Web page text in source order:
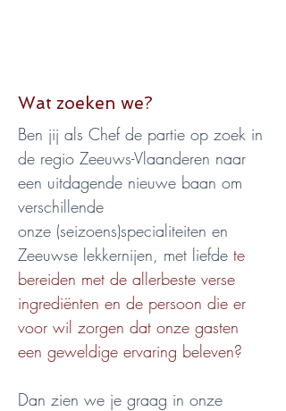
Wat zoeken we?
Ben jij als Chef de partie op zoek in
de regio Zeeuws-Vlaanderen naar
een uitdagende nieuwe baan om
verschillende
onze (seizoens)specialiteiten en
Zeeuwse lekkernijen, met liefde te
bereiden met de allerbeste verse
ingrediënten en de persoon die er
voor wil zorgen dat onze gasten
een geweldige ervaring beleven?
Dan zien we je graag in onze